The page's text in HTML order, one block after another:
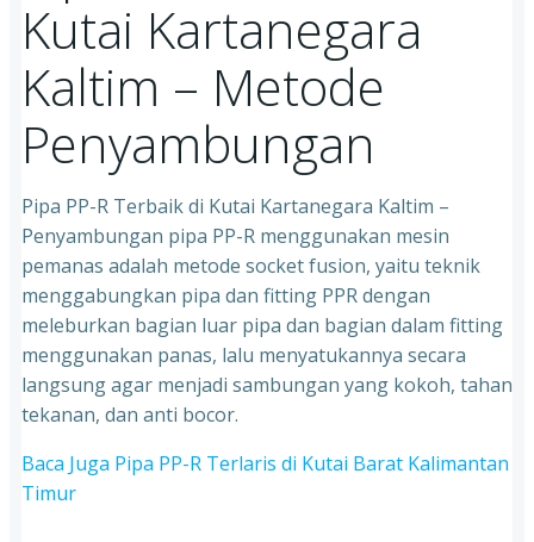
Kutai Kartanegara
Kaltim – Metode
Penyambungan
Pipa PP-R Terbaik di Kutai Kartanegara Kaltim –
Penyambungan pipa PP-R menggunakan mesin
pemanas adalah metode socket fusion, yaitu teknik
menggabungkan pipa dan fitting PPR dengan
meleburkan bagian luar pipa dan bagian dalam fitting
menggunakan panas, lalu menyatukannya secara
langsung agar menjadi sambungan yang kokoh, tahan
tekanan, dan anti bocor.
Baca Juga Pipa PP-R Terlaris di Kutai Barat Kalimantan
Timur